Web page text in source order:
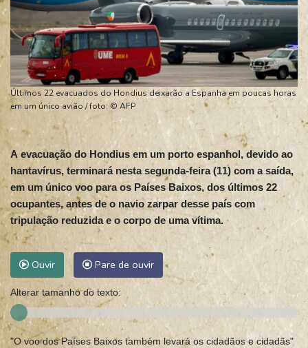
Últimos 22 evacuados do Hondius deixarão a Espanha em poucas horas
em um único avião / foto: © AFP
A evacuação do Hondius em um porto espanhol, devido ao
hantavírus, terminará nesta segunda-feira (11) com a saída,
em um único voo para os Países Baixos, dos últimos 22
ocupantes, antes de o navio zarpar desse país com
tripulação reduzida e o corpo de uma vítima.
Ouvir Pare de ouvir
Alterar tamanho do texto:
"O voo dos Países Baixos também levará os cidadãos e cidadãs"